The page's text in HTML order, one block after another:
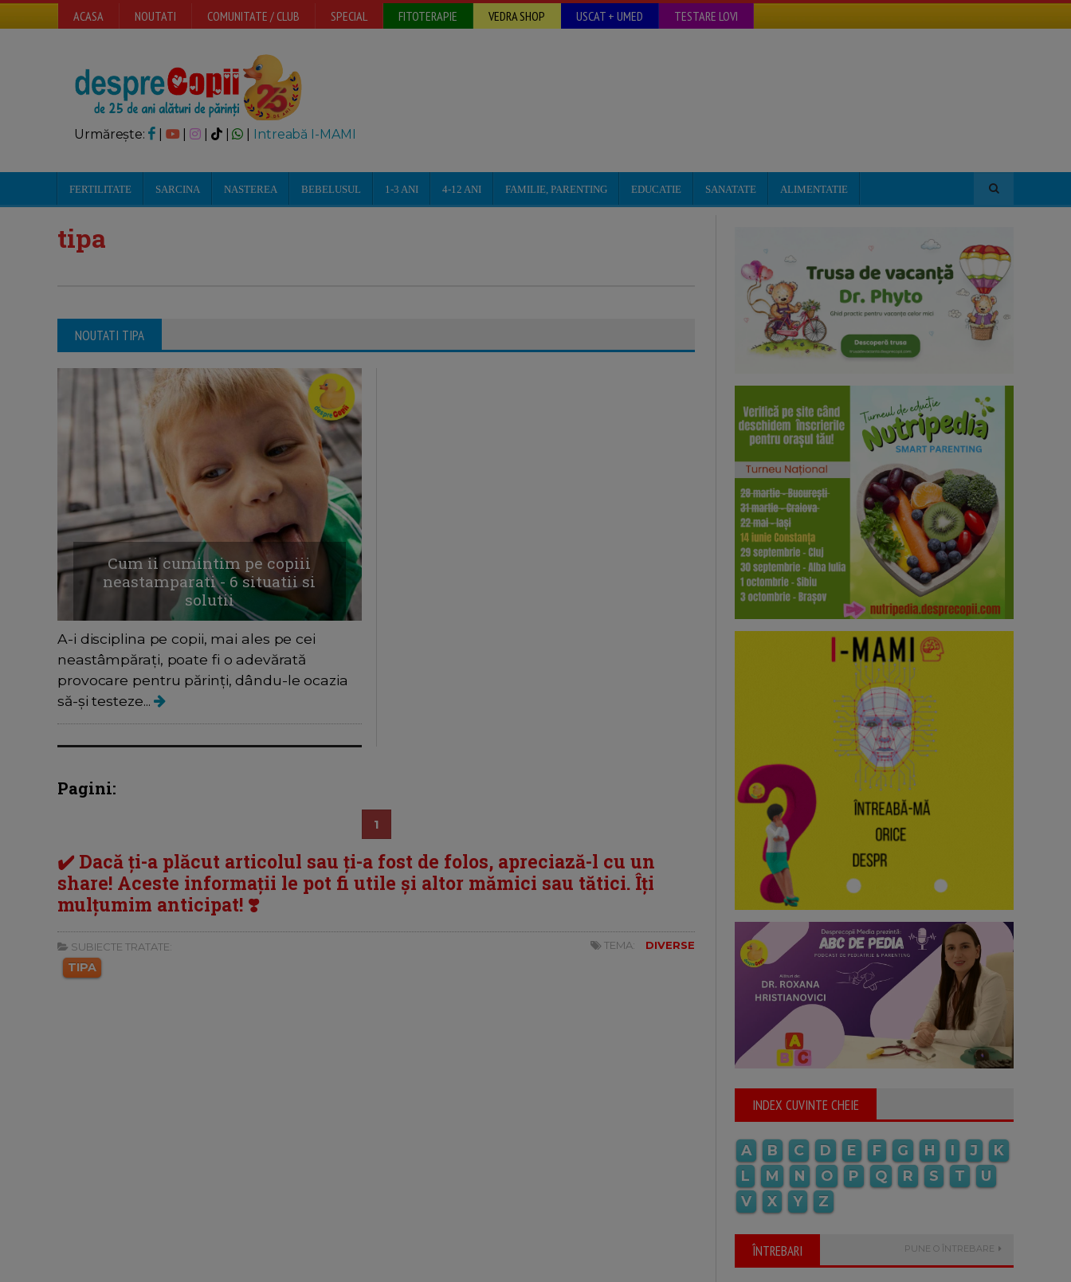
ACASA NOUTATI COMUNITATE / CLUB SPECIAL FITOTERAPIE VEDRA SHOP USCAT + UMED TESTARE LOVI
Urmărește: | | Intreabă I-MAMI
FERTILITATE SARCINA NASTEREA BEBELUSUL 1-3 ANI 4-12 ANI FAMILIE, PARENTING EDUCATIE SANATATE ALIMENTATIE
tipa
NOUTATI TIPA
Cum ii cumintim pe copiii
neastamparati - 6 situatii si
solutii
A-i disciplina pe copii, mai ales pe cei
neastâmpărați, poate fi o adevărată
provocare pentru părinți, dându-le ocazia
să-și testeze...
Pagini:
1
✔️ Dacă ți-a plăcut articolul sau ți-a fost de folos, apreciază-l cu un
share! Aceste informații le pot fi utile și altor mămici sau tătici. Îți
mulțumim anticipat! ❣️
SUBIECTE TRATATE:
TIPA
TEMA: DIVERSE
INDEX CUVINTE CHEIE
A B C D E F G H I J
K
L
M N O P Q R S T
U
V
X Y Z
ÎNTREBARI PUNE O ÎNTREBARE